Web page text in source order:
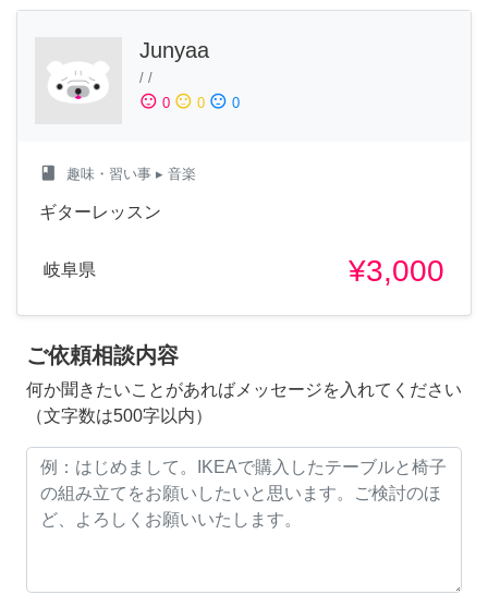
Junyaa
/ /
sentiment_satisfied 0 sentiment_neutral 0 sentiment_dissatisfied 0
class 趣味・習い事 ▸ 音楽
ギターレッスン
岐阜県 ¥3,000
ご依頼相談内容
何か聞きたいことがあればメッセージを入れてください
（文字数は500字以内）